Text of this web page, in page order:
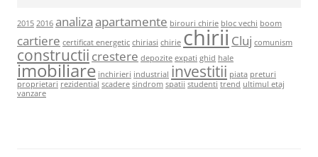
2015 2016 analizaapartamente birouri chirie bloc vechi boom
cartiere certificat energetic chiriasi chirie chiriiCluj comunism
constructii crestere depozite expati ghid hale
imobiliare inchirieri industrial investitii piata preturi
proprietari rezidential scadere sindrom spatii studenti trend ultimul etaj
vanzare